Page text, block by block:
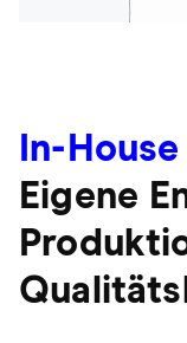
In-
Eigene